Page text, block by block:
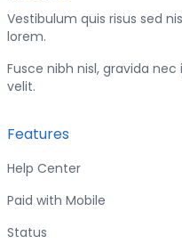
Vestibulum quis risus sed
lorem.
Fusce nibh nisl, gravida
velit.
Features
Help Center
Paid with Mobile
Status